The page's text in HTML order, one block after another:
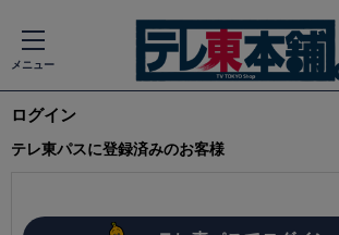
メニュー
ログイン
テレ東パスに登録済みのお客様